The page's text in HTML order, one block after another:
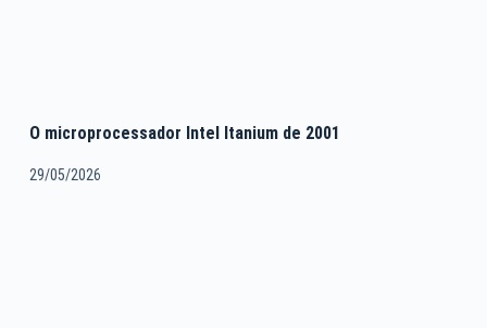
O microprocessador Intel Itanium de 2001
29/05/2026